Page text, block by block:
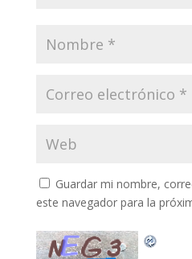
Guardar mi nombre,
este navegador para la